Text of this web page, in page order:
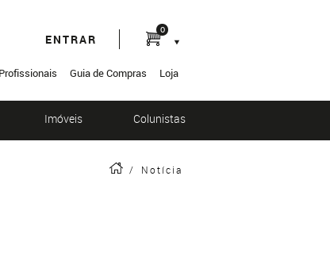
0
ENTRAR
Guia de Compras Loja
Imóveis Colunistas
/ Notícia